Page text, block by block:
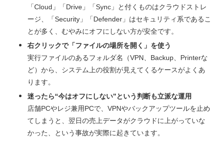
「Cloud」「Drive」「Sync」と付くものはクラウドストレ
ージ、「Security」「Defender」はセキュリティ系であるこ
とが多く、むやみにオフにしない方が安全です。
右クリックで「ファイルの場所を開く」を使う
実行ファイルのあるフォルダ名（VPN、Backup、Printerな
ど）から、システム上の役割が見えてくるケースがよくあ
ります。
迷ったら“今はオフにしない”という判断も立派な運用
店舗PCやレジ兼用PCで、VPNやバックアップツールを止め
てしまうと、翌日の売上データがクラウドに上がっていな
かった、という事故が実際に起きています。